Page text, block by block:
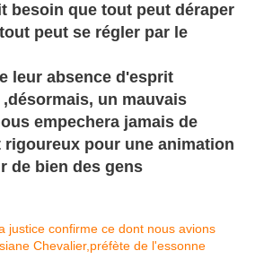
besoin que tout peut déraper
peut se régler par le
leur absence d'esprit
un mauvais
empechera jamais de
pour une animation
de bien des gens